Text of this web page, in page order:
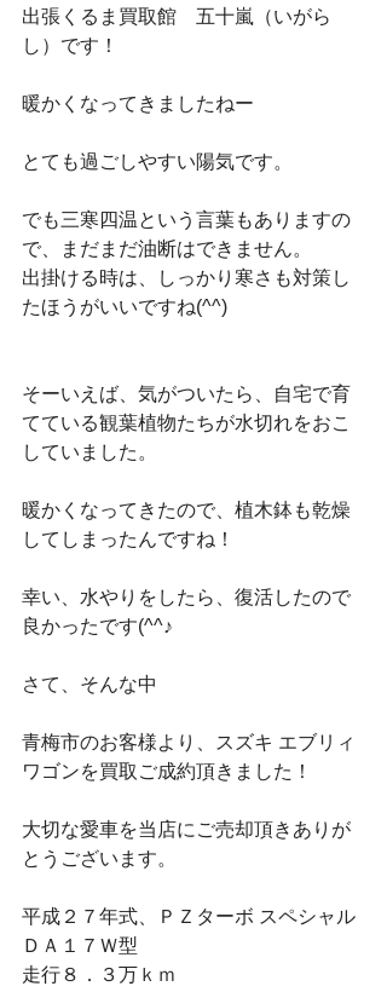
出張くるま買取館　五十嵐（いがら
し）です！
暖かくなってきましたねー
とても過ごしやすい陽気です。
でも三寒四温という言葉もありますの
で、まだまだ油断はできません。
出掛ける時は、しっかり寒さも対策し
たほうがいいですね(^^)
そーいえば、気がついたら、自宅で育
てている観葉植物たちが水切れをおこ
していました。
暖かくなってきたので、植木鉢も乾燥
してしまったんですね！
幸い、水やりをしたら、復活したので
良かったです(^^♪
さて、そんな中
青梅市のお客様より、スズキ エブリィ
ワゴンを買取ご成約頂きました！
大切な愛車を当店にご売却頂きありが
とうございます。
平成２７年式、ＰＺターボ スペシャル
ＤＡ１７Ｗ型
走行８．３万ｋｍ